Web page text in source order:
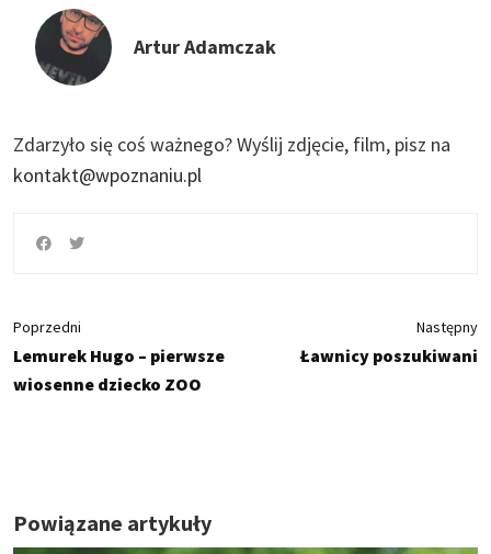
Artur Adamczak
Zdarzyło się coś ważnego?Wyślij zdjęcie, film, pisz na
kontakt@wpoznaniu.pl
Poprzedni
Lemurek Hugo – pierwsze
wiosenne dziecko ZOO
Następny
Ławnicy poszukiwani
Powiązane artykuły